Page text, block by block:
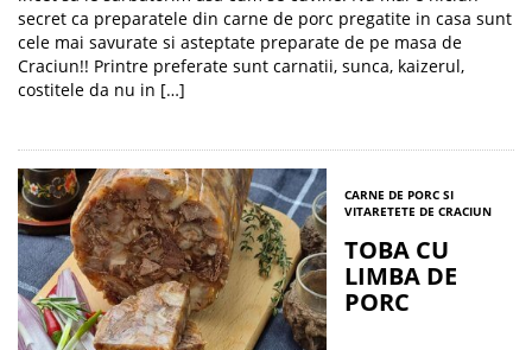
secret ca preparatele din carne de porc pregatite in casa sunt
cele mai savurate si asteptate preparate de pe masa de
Craciun!! Printre preferate sunt carnatii, sunca, kaizerul,
costitele da nu in […]
CARNE DE PORC SI
VITARETETE DE CRACIUN
TOBA CU
LIMBA DE
PORC